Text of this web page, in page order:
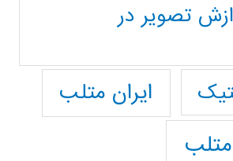
تصوير در
ایران متلب